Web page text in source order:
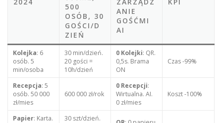
500
OSÓB, 30
GOŚCI/D
ZIEŃ
ANIE
GOŚĆMI
AI
Kolejka: 6
osób. 5
min/osoba
30 min/dzień.
20 gości =
10h/dzień
0 Kolejki: QR.
0,5s. Brama
ON
Czas -99%
Recepcja: 5
osób. 50 000
zł/mies
600 000 zł/rok
0 Recepcji:
Wirtualna. AI.
0 zł/mies
Koszt -100%
Papier: Karta.
30 szt/dzień.